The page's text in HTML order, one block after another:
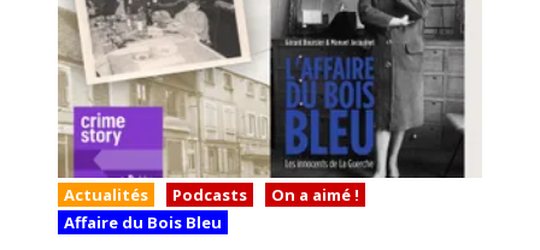
Actualités Podcasts
On a aimé !
Affaire du Bois Bleu